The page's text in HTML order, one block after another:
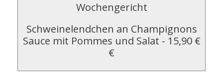
Wochengericht
Schweinelendchen an Champignons
Sauce mit Pommes und Salat - 15,90 €
€